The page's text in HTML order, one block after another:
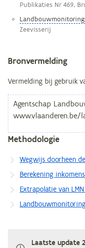
Publikaties Nr 469,
Zeevisserij
Bronvermelding
Vermelding bij gebruik
Methodologie
Wegwijs doorheen
Berekening
Extrapolatie van
Laatste update